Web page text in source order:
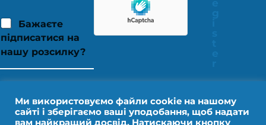
Бажаєте
підписатися на
нашу розсилку?
Ми використовуємо файли cookie на нашому
сайті і зберігаємо ваші уподобання, щоб надати
вам найкращий досвід. Натискаючи кнопку